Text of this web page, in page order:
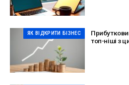
ЯК ВІДКРИТИ БІЗНЕС
топ-ніші з